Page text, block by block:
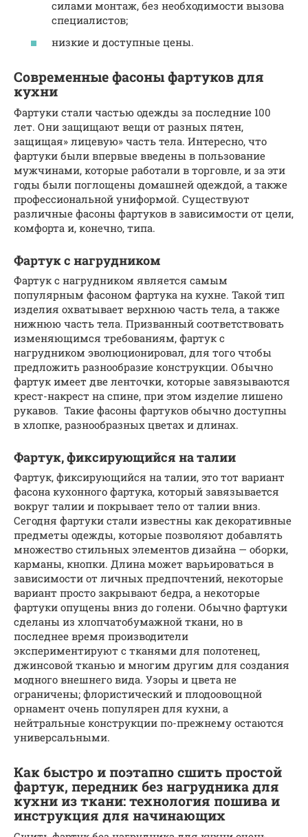
силами монтаж, без необходимости вызова
специалистов;
низкие и доступные цены.
Современные фасоны фартуков для
кухни
Фартуки стали частью одежды за последние 100
лет. Они защищают вещи от разных пятен,
защищая» лицевую» часть тела. Интересно, что
фартуки были впервые введены в пользование
мужчинами, которые работали в торговле, и за эти
годы были поглощены домашней одеждой, а также
профессиональной униформой. Существуют
различные фасоны фартуков в зависимости от цели,
комфорта и, конечно, типа.
Фартук с нагрудником
Фартук с нагрудником является самым
популярным фасоном фартука на кухне. Такой тип
изделия охватывает верхнюю часть тела, а также
нижнюю часть тела. Призванный соответствовать
изменяющимся требованиям, фартук с
нагрудником эволюционировал, для того чтобы
предложить разнообразие конструкции. Обычно
фартук имеет две ленточки, которые завязываются
крест-накрест на спине, при этом изделие лишено
рукавов. Такие фасоны фартуков обычно доступны
в хлопке, разнообразных цветах и длинах.
Фартук, фиксирующийся на талии
Фартук, фиксирующийся на талии, это тот вариант
фасона кухонного фартука, который завязывается
вокруг талии и покрывает тело от талии вниз.
Сегодня фартуки стали известны как декоративные
предметы одежды, которые позволяют добавлять
множество стильных элементов дизайна — оборки,
карманы, кнопки. Длина может варьироваться в
зависимости от личных предпочтений, некоторые
вариант просто закрывают бедра, а некоторые
фартуки опущены вниз до голени. Обычно фартуки
сделаны из хлопчатобумажной ткани, но в
последнее время производители
экспериментируют с тканями для полотенец,
джинсовой тканью и многим другим для создания
модного внешнего вида. Узоры и цвета не
ограничены; флористический и плодоовощной
орнамент очень популярен для кухни, а
нейтральные конструкции по-прежнему остаются
универсальными.
Как быстро и поэтапно сшить простой
фартук, передник без нагрудника для
кухни из ткани: технология пошива и
инструкция для начинающих